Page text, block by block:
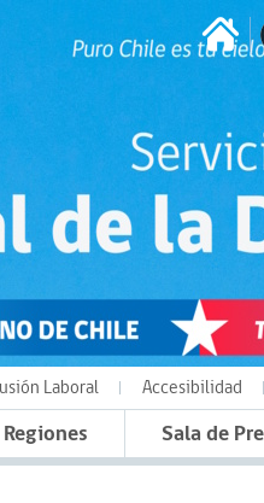
Laboral Accesibilidad
Regiones Sala de